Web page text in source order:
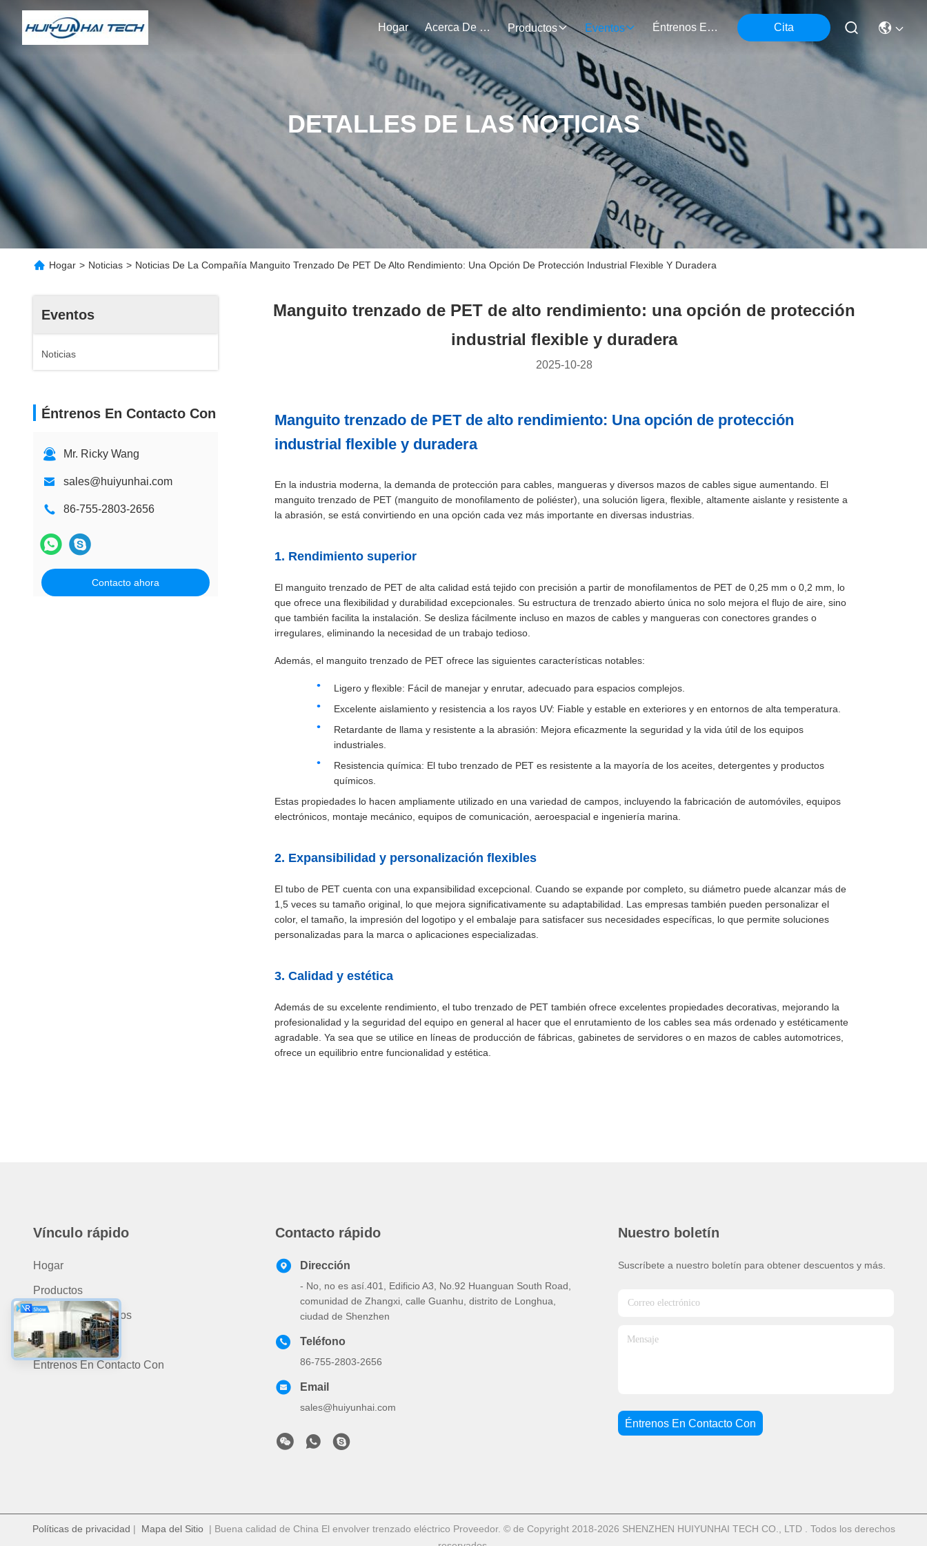
Hogar Acerca De Nosotros Productos Eventos Éntrenos En Contacto Con Cita
DETALLES DE LAS NOTICIAS
Hogar > Noticias > Noticias De La Compañía Manguito Trenzado De PET De Alto Rendimiento: Una Opción De Protección Industrial Flexible Y Duradera
Eventos
Noticias
Éntrenos En Contacto Con
Mr. Ricky Wang
sales@huiyunhai.com
86-755-2803-2656
Contacto ahora
Manguito trenzado de PET de alto rendimiento: una opción de protección
industrial flexible y duradera
2025-10-28
Manguito trenzado de PET de alto rendimiento: Una opción de protección
industrial flexible y duradera
En la industria moderna, la demanda de protección para cables, mangueras y diversos mazos de cables sigue aumentando. El
manguito trenzado de PET (manguito de monofilamento de poliéster), una solución ligera, flexible, altamente aislante y resistente a
la abrasión, se está convirtiendo en una opción cada vez más importante en diversas industrias.
1. Rendimiento superior
El manguito trenzado de PET de alta calidad está tejido con precisión a partir de monofilamentos de PET de 0,25 mm o 0,2 mm, lo
que ofrece una flexibilidad y durabilidad excepcionales. Su estructura de trenzado abierto única no solo mejora el flujo de aire, sino
que también facilita la instalación. Se desliza fácilmente incluso en mazos de cables y mangueras con conectores grandes o
irregulares, eliminando la necesidad de un trabajo tedioso.
Además, el manguito trenzado de PET ofrece las siguientes características notables:
Ligero y flexible: Fácil de manejar y enrutar, adecuado para espacios complejos.
Excelente aislamiento y resistencia a los rayos UV: Fiable y estable en exteriores y en entornos de alta temperatura.
Retardante de llama y resistente a la abrasión: Mejora eficazmente la seguridad y la vida útil de los equipos
industriales.
Resistencia química: El tubo trenzado de PET es resistente a la mayoría de los aceites, detergentes y productos
químicos.
Estas propiedades lo hacen ampliamente utilizado en una variedad de campos, incluyendo la fabricación de automóviles, equipos
electrónicos, montaje mecánico, equipos de comunicación, aeroespacial e ingeniería marina.
2. Expansibilidad y personalización flexibles
El tubo de PET cuenta con una expansibilidad excepcional. Cuando se expande por completo, su diámetro puede alcanzar más de
1,5 veces su tamaño original, lo que mejora significativamente su adaptabilidad. Las empresas también pueden personalizar el
color, el tamaño, la impresión del logotipo y el embalaje para satisfacer sus necesidades específicas, lo que permite soluciones
personalizadas para la marca o aplicaciones especializadas.
3. Calidad y estética
Además de su excelente rendimiento, el tubo trenzado de PET también ofrece excelentes propiedades decorativas, mejorando la
profesionalidad y la seguridad del equipo en general al hacer que el enrutamiento de los cables sea más ordenado y estéticamente
agradable. Ya sea que se utilice en líneas de producción de fábricas, gabinetes de servidores o en mazos de cables automotrices,
ofrece un equilibrio entre funcionalidad y estética.
Vínculo rápido
Hogar
Productos
Acerca De Nosotros
Noticias
Éntrenos En Contacto Con
Contacto rápido
Dirección
- No, no es así.401, Edificio A3, No.92 Huanguan South Road,
comunidad de Zhangxi, calle Guanhu, distrito de Longhua,
ciudad de Shenzhen
Teléfono
86-755-2803-2656
Email
sales@huiyunhai.com
Nuestro boletín
Suscríbete a nuestro boletín para obtener descuentos y más.
Éntrenos En Contacto Con
Políticas de privacidad | Mapa del Sitio| Buena calidad de China El envolver trenzado eléctrico Proveedor. © de Copyright 2018-2026 SHENZHEN HUIYUNHAI TECH CO., LTD . Todos los derechos